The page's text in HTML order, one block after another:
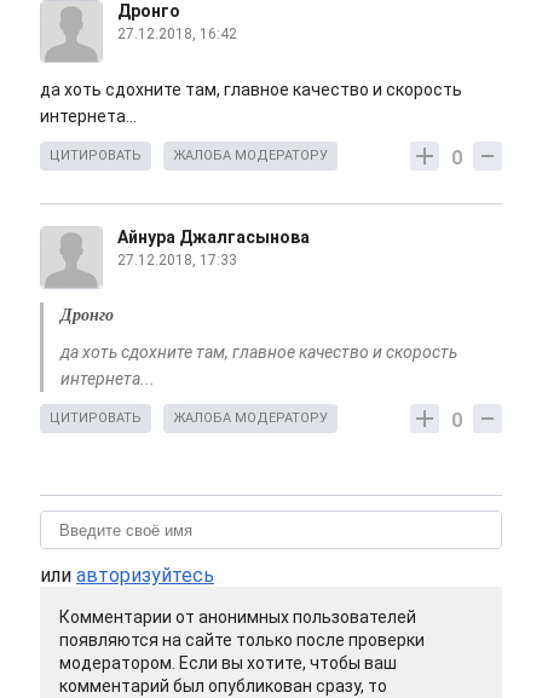
Дронго
27.12.2018, 16:42
да хоть сдохните там, главное качество и скорость
интернета...
0
ЦИТИРОВАТЬ ЖАЛОБА МОДЕРАТОРУ
Айнура Джалгасынова
27.12.2018, 17:33
Дронго
да хоть сдохните там, главное качество и скорость
интернета...
0
ЦИТИРОВАТЬ ЖАЛОБА МОДЕРАТОРУ
или авторизуйтесь
Комментарии от анонимных пользователей
появляются на сайте только после проверки
модератором. Если вы хотите, чтобы ваш
комментарий был опубликован сразу, то